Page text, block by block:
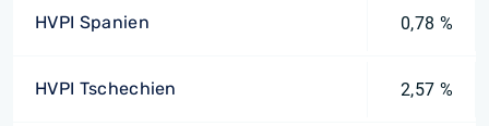
HVPI Spanien 0,78 %
HVPI Tschechien 2,57 %